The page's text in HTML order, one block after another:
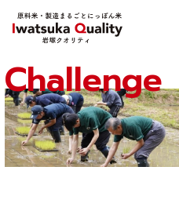
Challenge